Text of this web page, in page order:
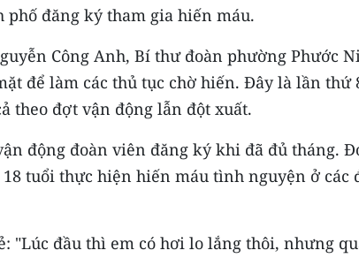
đăng ký tham gia hiến máu.
Công Anh, Bí thư đoàn phường Phước
để làm các thủ tục chờ hiến. Đây là lần thứ
theo đợt vận động lẫn đột xuất.
động đoàn viên đăng ký khi đã đủ tháng.
tuổi thực hiện hiến máu tình nguyện ở các
"Lúc đầu thì em có hơi lo lắng thôi, nhưng